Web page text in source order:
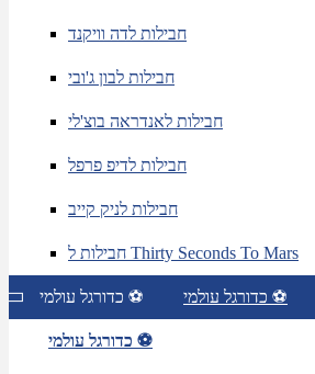
חבילות לדה וויקנד
חבילות לבון ג'ובי
חבילות לאנדראה בוצ'לי
חבילות לדיפ פרפל
חבילות לניק קייב
חבילות ל Thirty Seconds To Mars
כדורגל עולמי ⚽ כדורגל עולמי ⚽
כדורגל עולמי ⚽